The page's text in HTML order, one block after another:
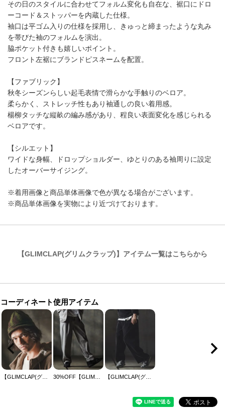
その日のスタイルに合わせてフォルム変化も自在な、裾口にドロ
ーコード＆ストッパーを内蔵した仕様。
袖口は平ゴム入りの仕様を採用し、きゅっと締まったような丸み
を帯びた袖のフォルムを演出。
脇ポケット付きも嬉しいポイント。
フロント左裾にブランドピスネームを配置。
【ファブリック】
秋冬シーズンらしい起毛表情で滑らかな手触りのベロア。
柔らかく、ストレッチ性もあり袖通しの良い着用感。
楊柳タッチな縦畝の編み感があり、程良い表面変化を感じられる
ベロアです。
【シルエット】
ワイドな身幅、ドロップショルダー、ゆとりのある袖周りに設定
したオーバーサイジング。
※着用画像と商品単体画像で色が異なる場合がございます。
※商品単体画像を実物により近づけております。
【GLIMCLAP(グリムクラップ)】アイテム一覧はこちらから
コーディネート使用アイテム